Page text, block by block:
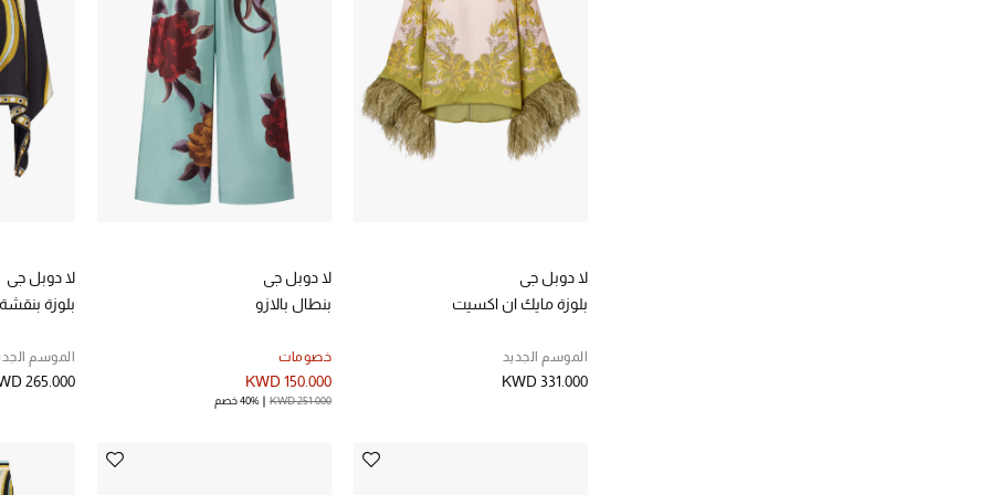
لا دوبل جي
بلوزة مايك ان اكسيت
الموسم الجديد
KWD 331.000
لا دوبل جي
بنطال بالازو
خصومات
KWD 150.000
KWD 251.000 40% خصم
لا دوبل جي
بلوزة
الموسم
265.000